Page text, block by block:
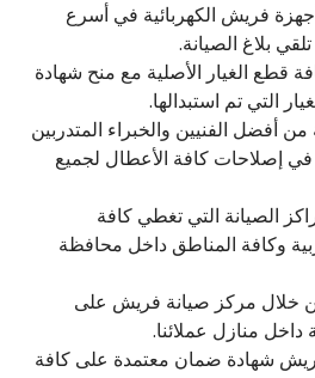
فريش الكهربائية في أسرع
بلاغ الصيانة.
قطع الغيار الأصلية مع منح شهادة
التي تم استبدالها.
أفضل الفنيين والخبراء المتدربين
إصلاحات كافة الأعطال لجميع
الصيانة التي تغطي كافة
وكافة المناطق داخل محافظة
خلال مركز صيانة فريش على
منازل عملائنا.
شهادة ضمان معتمدة على كافة